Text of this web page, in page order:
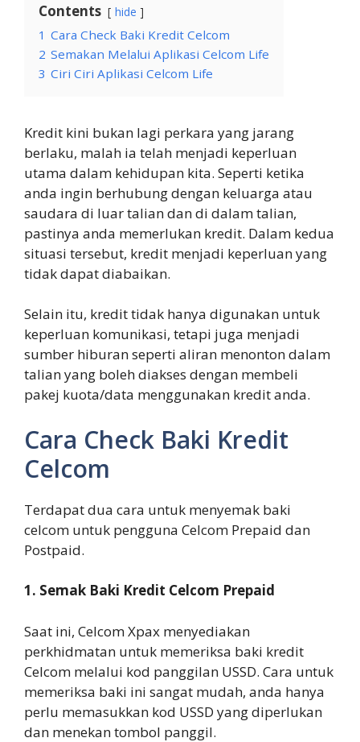
Contents hide
1 Cara Check Baki Kredit Celcom
2 Semakan Melalui Aplikasi Celcom Life
3 Ciri Ciri Aplikasi Celcom Life
Kredit kini bukan lagi perkara yang jarang
berlaku, malah ia telah menjadi keperluan
utama dalam kehidupan kita. Seperti ketika
anda ingin berhubung dengan keluarga atau
saudara di luar talian dan di dalam talian,
pastinya anda memerlukan kredit. Dalam kedua
situasi tersebut, kredit menjadi keperluan yang
tidak dapat diabaikan.
Selain itu, kredit tidak hanya digunakan untuk
keperluan komunikasi, tetapi juga menjadi
sumber hiburan seperti aliran menonton dalam
talian yang boleh diakses dengan membeli
pakej kuota/data menggunakan kredit anda.
Cara Check Baki Kredit
Celcom
Terdapat dua cara untuk menyemak baki
celcom untuk pengguna Celcom Prepaid dan
Postpaid.
1. Semak Baki Kredit Celcom Prepaid
Saat ini, Celcom Xpax menyediakan
perkhidmatan untuk memeriksa baki kredit
Celcom melalui kod panggilan USSD. Cara untuk
memeriksa baki ini sangat mudah, anda hanya
perlu memasukkan kod USSD yang diperlukan
dan menekan tombol panggil.